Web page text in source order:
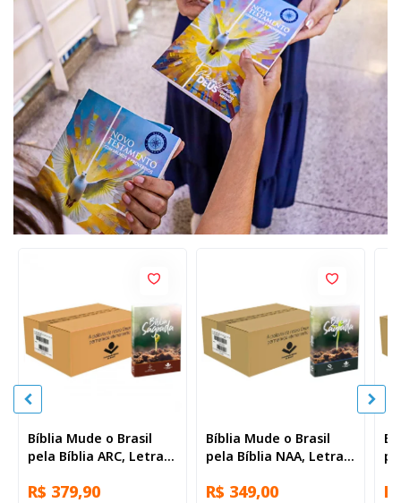
Bíblia Mude o Brasil
pela Bíblia ARC, Letra
— 52 Biblias
R$ 379,90
Bíblia Mude o Brasil
pela Bíblia NAA, Letra
— Mude Brasil
R$ 349,00
—